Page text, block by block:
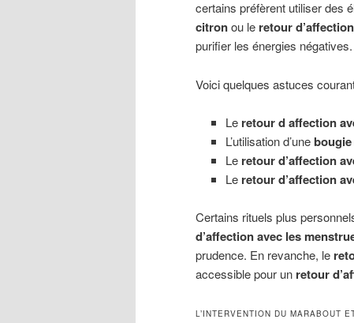
certains préfèrent utiliser des
citronou le retour
purifier les énergies négatives.
Voici quelques astuces
Le retour d affection
L’utilisation d’une
Le retour d’affection
Le retour d’affection
Certains rituels plus
d’affection avec les
prudence. En revanche, le
accessible pour un retour
L’INTERVENTION DU MARABOUT